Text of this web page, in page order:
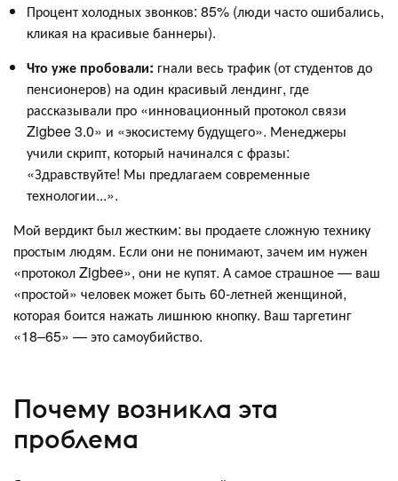
Процент холодных звонков: 85% (люди часто ошибались,
кликая на красивые баннеры).
Что уже пробовали: гнали весь трафик (от студентов до
пенсионеров) на один красивый лендинг, где
рассказывали про «инновационный протокол связи
Zigbee 3.0» и «экосистему будущего». Менеджеры
учили скрипт, который начинался с фразы:
«Здравствуйте! Мы предлагаем современные
технологии...».
Мой вердикт был жестким: вы продаете сложную технику
простым людям. Если они не понимают, зачем им нужен
«протокол Zigbee», они не купят. А самое страшное — ваш
«простой» человек может быть 60-летней женщиной,
которая боится нажать лишнюю кнопку. Ваш таргетинг
«18–65» — это самоубийство.
Почему возникла эта
проблема